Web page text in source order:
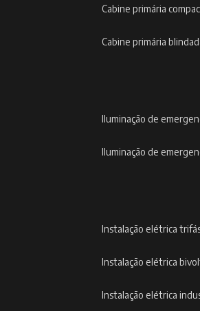
cabine primária
cabine primária
iluminação de
iluminação de
instalação elétrica
instalação elétrica
instalação elétrica